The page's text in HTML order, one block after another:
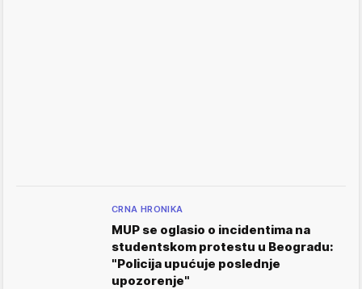
CRNA HRONIKA
MUP se oglasio o incidentima na
studentskom protestu u Beogradu:
"Policija upućuje poslednje
upozorenje"